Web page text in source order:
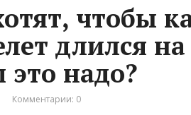
чтобы
длился
надо?
Комментарии: 0